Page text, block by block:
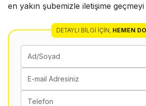
en yakın şubemizle iletişime geçmeyi
DETAYLI BILGI İÇIN, HEMEN
Ad/Soyad
E-mail Adresiniz
Telefon